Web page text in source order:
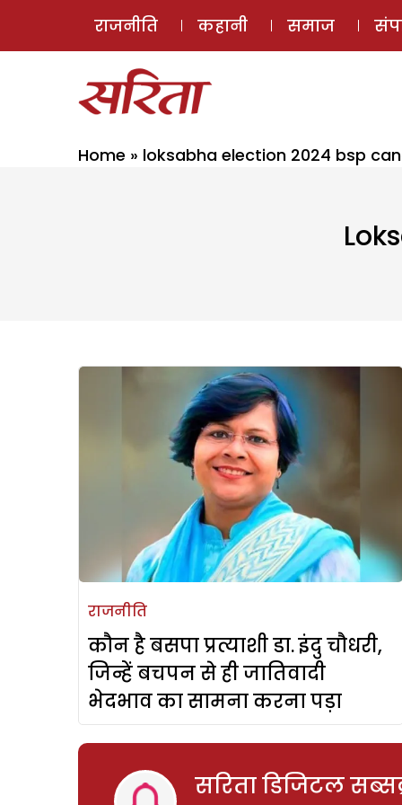
राजनीति कहानी समाज
Home » loksabha election 2024 bsp
राजनीति
कौन है बसपा प्रत्याशी डा. इंदु चौधरी,
जिन्हें बचपन से ही जातिवादी
भेदभाव का सामना करना पड़ा
सरिता डिजिटल